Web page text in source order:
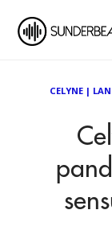
CELYNE |